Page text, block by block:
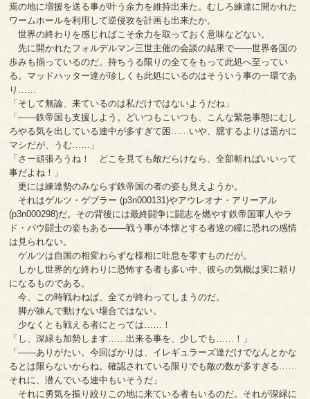
焉の地に増援を送る事が叶う余力を維持出来た。むしろ練達に開かれた
ワームホールを利用して逆侵攻を計画も出来たか。
世界の終わりを感じればこそ余力を取っておく意味などない。
先に開かれたフォルデルマン三世主催の会談の結果で――世界各国の
歩みも揃っているのだ。持ちうる限りの全てをもって此処へ至ってい
る。マッドハッター達が珍しくも此処にいるのはそういう事の一環であ
り……
「そして無論、来ているのは私だけではないようだね」
「――鉄帝国も支援しよう。どいつもこいつも、こんな緊急事態にむし
ろやる気を出している連中が多すぎて困……いや、臆するよりは遥かに
マシだが、うむ……」
「さー頑張ろうね！ どこを見ても敵だらけなら、全部斬ればいいって
事だよね！」
更には練達勢のみならず鉄帝国の者の姿も見えようか。
それはゲルツ・ゲブラー (p3n000131)やアウレオナ・アリーアル
(p3n000298)だ。その背後には最終闘争に闘志を燃やす鉄帝国軍人やラ
ド・バウ闘士の姿もある――戦う事が本懐とする者達の瞳に恐れの感情
は見られない。
ゲルツは自国の相変わらずな様相に吐息を零すものだが。
しかし世界的な終わりに恐怖する者も多い中、彼らの気概は実に頼り
になるものである。
今、この時戦わねば、全てが終わってしまうのだ。
脚が竦んで動けない場合ではない。
少なくとも戦える者にとっては……！
「し、深緑も加勢します……出来る事を、少しでも……！」
「――ありがたい。今回ばかりは、イレギュラーズ達だけでなんとかな
るとは限らないからね。確認されている限りでも敵の数が多すぎる……
それに、潜んでいる連中もいそうだ」
それに勇気を振り絞りこの地に来ている者もいるのだ。それが深緑に